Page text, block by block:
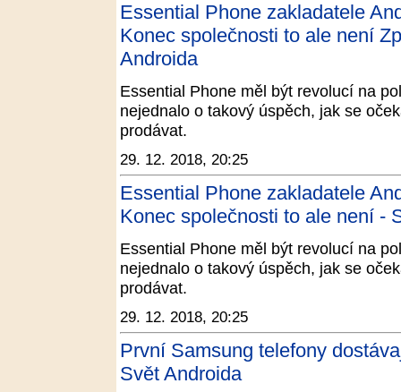
Essential Phone zakladatele
Konec společnosti to ale není
Androida
Essential Phone měl být revolucí na
nejednalo o takový úspěch, jak se
prodávat.
29. 12. 2018, 20:25
Essential Phone zakladatele
Konec společnosti to ale není -
Essential Phone měl být revolucí na
nejednalo o takový úspěch, jak se
prodávat.
29. 12. 2018, 20:25
První Samsung telefony
Svět Androida